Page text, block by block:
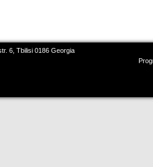
6, Tbilisi 0186 Georgia